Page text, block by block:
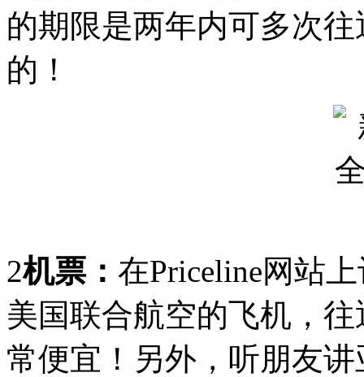
的期限是两年内可多次
的！
2机票： 在Priceline网站
美国联合航空的飞机，
常便宜！另外，听朋友